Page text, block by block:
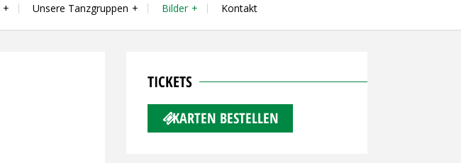
Unsere Tanzgruppen Bilder Kontakt
TICKETS
KARTEN BESTELLEN